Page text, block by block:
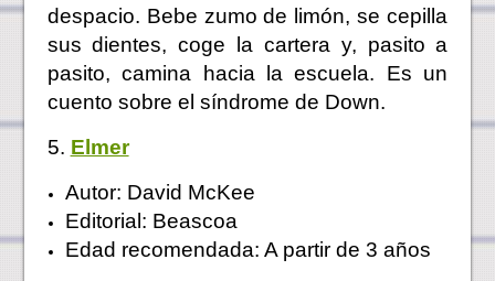
despacio. Bebe zumo de limón, se cepilla
sus dientes, coge la cartera y, pasito a
pasito, camina hacia la escuela. Es un
cuento sobre el síndrome de Down.
5. Elmer
Autor: David McKee
Editorial: Beascoa
Edad recomendada: A partir de 3 años